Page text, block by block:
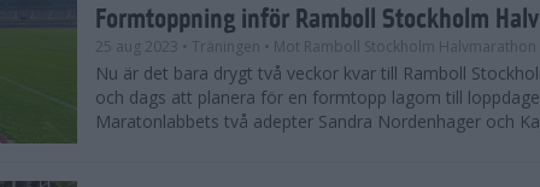
Formtoppning inför Ramboll Stockholm
25 aug 2023 • Träningen • Mot Ramboll Stockholm
Nu är det bara drygt två veckor kvar till Ramboll
och dags att planera för en formtopp lagom till
Maratonlabbets två adepter Sandra Nordenhager och